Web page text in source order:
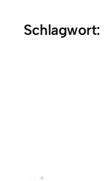
Schlagwort: